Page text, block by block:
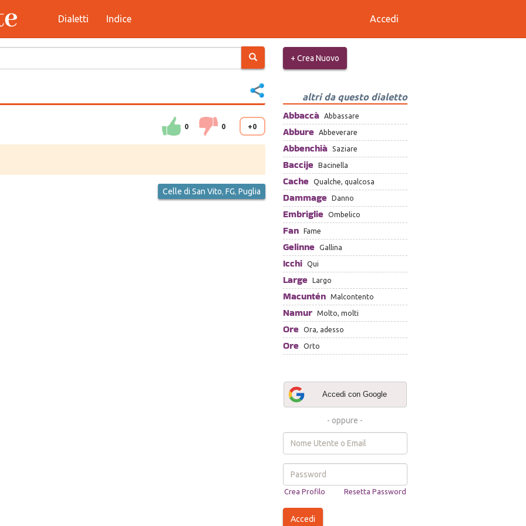
Dialetti Indice Accedi
+ Crea Nuovo
0 0 +0
Celle di San Vito, FG, Puglia
altri da questo dialetto
Abbaccà Abbassare
Abbure Abbeverare
Abbenchià Saziare
Baccije Bacinella
Cache Qualche, qualcosa
Dammage Danno
Embriglie Ombelico
Fan Fame
Gelinne Gallina
Icchi Qui
Large Largo
Macuntén Malcontento
Namur Molto, molti
Ore Ora, adesso
Ore Orto
Accedi con Google
- oppure -
e-
mail
*
Password
Crea Profilo Resetta Password
Accedi